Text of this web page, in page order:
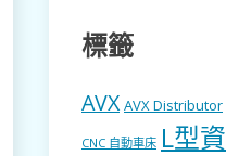
標籤
AVX AVX Distributor
CNC 自動車床 L型